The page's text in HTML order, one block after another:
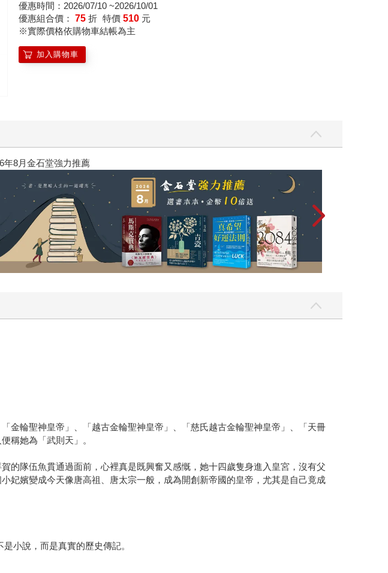
優惠時間：2026/07/10 ~2026/10/01
優惠組合價： 75 折 特價 510 元
※實際價格依購物車結帳為主
加入購物車
漫遊錄-2026上半年暢銷榜
金輪聖神皇帝」、「越古金輪聖神皇帝」、「慈氏越古金輪聖神皇帝」、「天冊
稱她為「武則天」。
的隊伍魚貫通過面前，心裡真是既興奮又感慨，她十四歲隻身進入皇宮，沒有父
妃嬪變成今天像唐高祖、唐太宗一般，成為開創新帝國的皇帝，尤其是自己竟成
小說，而是真實的歷史傳記。